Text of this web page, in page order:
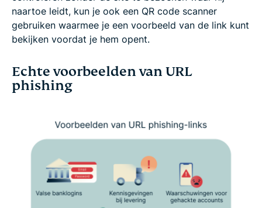
naartoe leidt, kun je ook een QR code scanner
gebruiken waarmee je een voorbeeld van de link kunt
bekijken voordat je hem opent.
Echte voorbeelden van URL
phishing